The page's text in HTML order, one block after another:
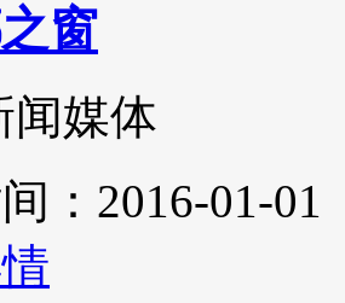
窗
闻媒体
：2016-01-01